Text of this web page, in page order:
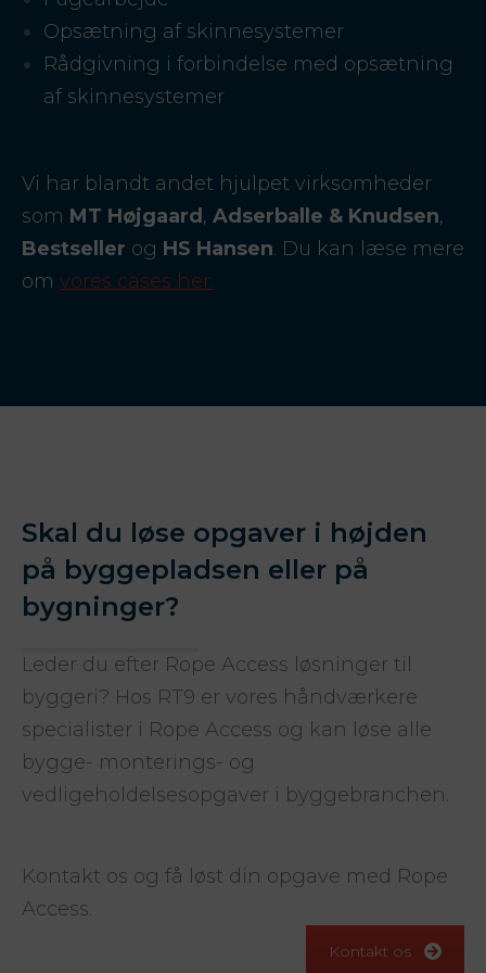
Opsætning af skinnesystemer
Rådgivning i forbindelse med opsætning
af skinnesystemer
Vi har blandt andet hjulpet virksomheder
som MT Højgaard, Adserballe & Knudsen,
Bestseller og HS Hansen. Du kan læse mere
om vores cases her.
Skal du løse opgaver i højden
på byggepladsen eller på
bygninger?
Leder du efter Rope Access løsninger til
byggeri? Hos RT9 er vores håndværkere
specialister i Rope Access og kan løse alle
bygge- monterings- og
vedligeholdelsesopgaver i byggebranchen.
Kontakt os og få løst din opgave med Rope
Access.
Kontakt os